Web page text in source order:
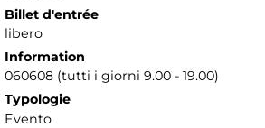
Billet d'entrée
libero
Information
060608 (tutti i giorni 9.00 - 19.00)
Typologie
Evento